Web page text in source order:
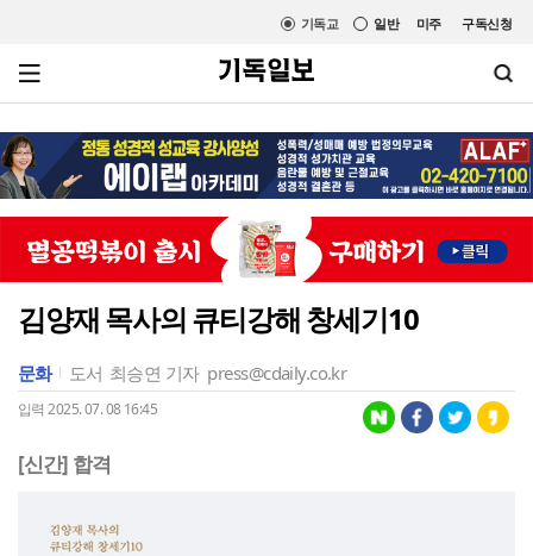
미주 구독신청
일반
기독교
김양재 목사의 큐티강해 창세기10
문화 도서 최승연 기자 press@cdaily.co.kr
입력 2025. 07. 08 16:45
[신간] 합격